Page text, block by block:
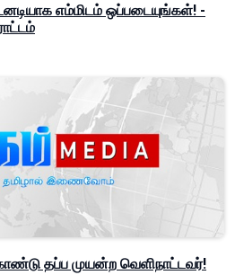
எம்மிடம் ஒப்படையுங்கள்! -
தப்ப முயன்ற வெளிநாட்டவர்!